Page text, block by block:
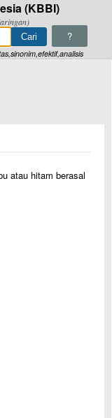
(KBBI)
?
atau hitam berasal